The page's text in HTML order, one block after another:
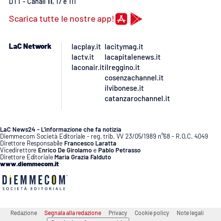
SPECIALI
Buona Sanità Calabria
CALABRIAVISIONE
Food
Storie
Scarica tutte le nostre app!
LaC Network
lacplay.it
lactv.it
laconair.it
lacitymag.it
lacapitalenews.it
ilreggino.it
cosenzachannel.it
ilvibonese.it
catanzarochannel.it
LaC News24 - L’informazione che fa notizia
Diemmecom Società Editoriale - reg. trib. VV 23/05/1989 n°68 - R.O.C. 4049
Direttore Responsabile Francesco Laratta
Vicedirettore Enrico De GirolamoePablo Petrasso
Direttore Editoriale Maria Grazia Falduto
www.diemmecom.it
Redazione Segnala alla redazione Privacy Cookie policy Note legali